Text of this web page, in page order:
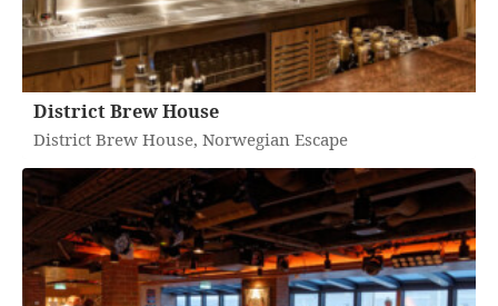
District Brew House
District Brew House, Norwegian Escape